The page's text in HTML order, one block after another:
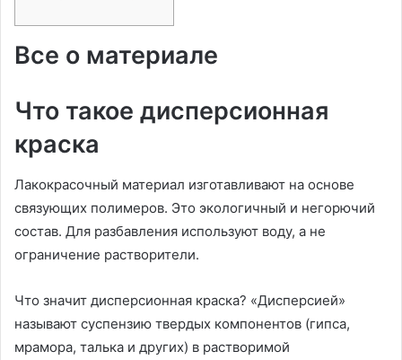
Все о материале
Что такое дисперсионная
краска
Лакокрасочный материал изготавливают на основе
связующих полимеров. Это экологичный и негорючий
состав. Для разбавления используют воду, а не
ограничение растворители.
Что значит дисперсионная краска? «Дисперсией»
называют суспензию твердых компонентов (гипса,
мрамора, талька и других) в растворимой